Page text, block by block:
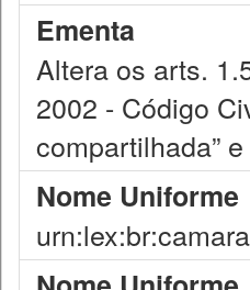
Ementa
Altera os arts.
2002 - Código
compartilhada”
Nome Uniforme